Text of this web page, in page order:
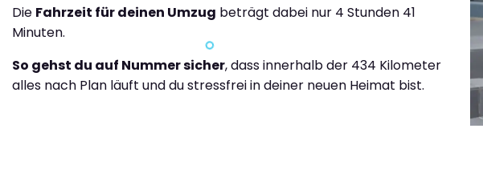
Die Fahrzeit für deinen Umzug beträgt dabei nur 4 Stunden 41
Minuten.
So gehst du auf Nummer sicher, dass innerhalb der 434 Kilometer
alles nach Plan läuft und du stressfrei in deiner neuen Heimat bist.